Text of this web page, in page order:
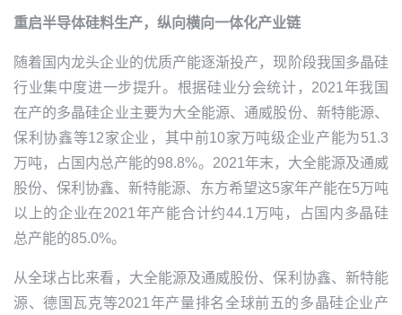
重启半导体硅料生产，纵向横向一体化产业链
随着国内龙头企业的优质产能逐渐投产，现阶段我国多晶硅
行业集中度进一步提升。根据硅业分会统计，2021年我国
在产的多晶硅企业主要为大全能源、通威股份、新特能源、
保利协鑫等12家企业，其中前10家万吨级企业产能为51.3
万吨，占国内总产能的98.8%。2021年末， 大全能源及通威
股份、保利协鑫、新特能源、东方希望这5家年产能在5万吨
以上的企业在2021年产能合计约44.1万吨，占国内多晶硅
总产能的85.0%。
从全球占比来看， 大全能源及通威股份、保利协鑫、新特能
源、德国瓦克等2021年产量排名全球前五的多晶硅企业产